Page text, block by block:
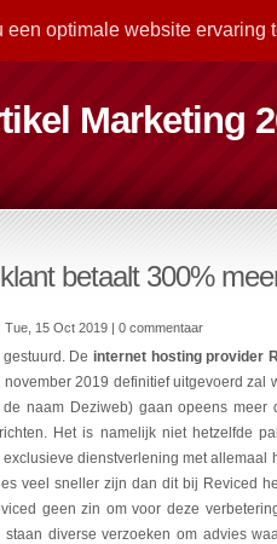
optimale website ervaring
Marketing
betaalt 300%
Tue, 15 Oct 2019 | 0 commentaar
De internet hosting provider
2019 definitief uitgevoerd
naam Deziweb) gaan opeens
Het is namelijk niet hetzelfde
dienstverlening met
veel sneller zijn dan dit bij Reviced
geen zin om voor deze
diverse verzoeken om advies